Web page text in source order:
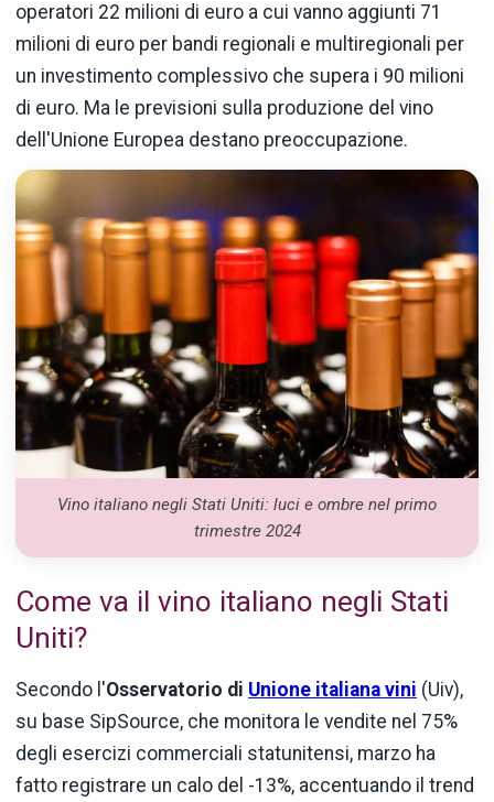
operatori 22 milioni di euro a cui vanno aggiunti 71
milioni di euro per bandi regionali e multiregionali per
un investimento complessivo che supera i 90 milioni
di euro. Ma le previsioni sulla produzione del vino
dell'Unione Europea destano preoccupazione.
Vino italiano negli Stati Uniti: luci e ombre nel primo
trimestre 2024
Come va il vino italiano negli Stati
Uniti?
Secondo l'Osservatorio di Unione italiana vini (Uiv),
su base SipSource, che monitora le vendite nel 75%
degli esercizi commerciali statunitensi, marzo ha
fatto registrare un calo del -13%, accentuando il trend